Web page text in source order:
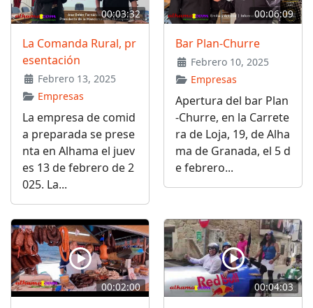
00:03:32
La Comanda Rural, pr
esentación
Febrero 13, 2025
Empresas
La empresa de comid
a preparada se prese
nta en Alhama el juev
es 13 de febrero de 2
025. La...
00:06:09
Bar Plan-Churre
Febrero 10, 2025
Empresas
Apertura del bar Plan
-Churre, en la Carrete
ra de Loja, 19, de Alha
ma de Granada, el 5 d
e febrero...
00:02:00 00:04:03